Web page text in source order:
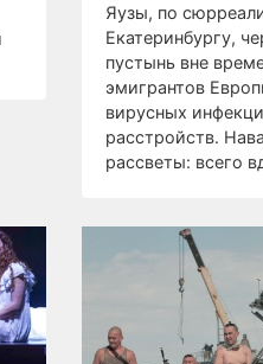
Яузы, по
Екатеринбургу,
пустынь вне
эмигрантов
вирусных
расстройств.
рассветы: всего